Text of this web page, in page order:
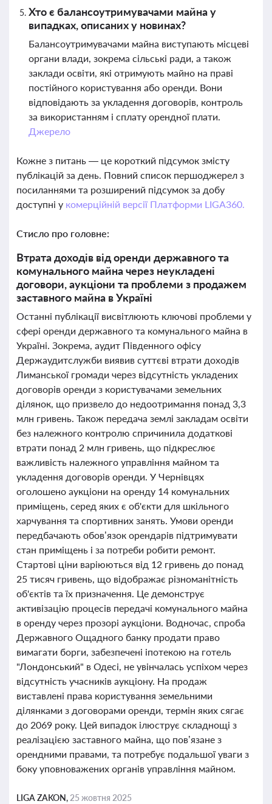
Хто є балансоутримувачами майна у
випадках, описаних у новинах?
Балансоутримувачами майна виступають місцеві
органи влади, зокрема сільські ради, а також
заклади освіти, які отримують майно на праві
постійного користування або оренди. Вони
відповідають за укладення договорів, контроль
за використанням і сплату орендної плати.
Джерело
Кожне з питань — це короткий підсумок змісту
публікацій за день. Повний список першоджерел з
посиланнями та розширений підсумок за добу
доступні у комерційній версії Платформи LIGA360.
Стисло про головне:
Втрата доходів від оренди державного та
комунального майна через неукладені
договори, аукціони та проблеми з продажем
заставного майна в Україні
Останні публікації висвітлюють ключові проблеми у
сфері оренди державного та комунального майна в
Україні. Зокрема, аудит Південного офісу
Держаудитслужби виявив суттєві втрати доходів
Лиманської громади через відсутність укладених
договорів оренди з користувачами земельних
ділянок, що призвело до недоотримання понад 3,3
млн гривень. Також передача землі закладам освіти
без належного контролю спричинила додаткові
втрати понад 2 млн гривень, що підкреслює
важливість належного управління майном та
укладення договорів оренди. У Чернівцях
оголошено аукціони на оренду 14 комунальних
приміщень, серед яких є об'єкти для шкільного
харчування та спортивних занять. Умови оренди
передбачають обов’язок орендарів підтримувати
стан приміщень і за потреби робити ремонт.
Стартові ціни варіюються від 12 гривень до понад
25 тисяч гривень, що відображає різноманітність
об'єктів та їх призначення. Це демонструє
активізацію процесів передачі комунального майна
в оренду через прозорі аукціони. Водночас, спроба
Державного Ощадного банку продати право
вимагати борги, забезпечені іпотекою на готель
"Лондонський" в Одесі, не увінчалась успіхом через
відсутність учасників аукціону. На продаж
виставлені права користування земельними
ділянками з договорами оренди, термін яких сягає
до 2069 року. Цей випадок ілюструє складнощі з
реалізацією заставного майна, що пов’язане з
орендними правами, та потребує подальшої уваги з
боку уповноважених органів управління майном.
LIGA ZAKON, 25 жовтня 2025